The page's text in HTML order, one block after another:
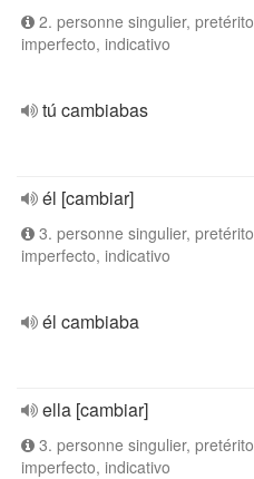
2. personne singulier, pretérito
imperfecto, indicativo
tú cambiabas
él [cambiar]
3. personne singulier, pretérito
imperfecto, indicativo
él cambiaba
ella [cambiar]
3. personne singulier, pretérito
imperfecto, indicativo